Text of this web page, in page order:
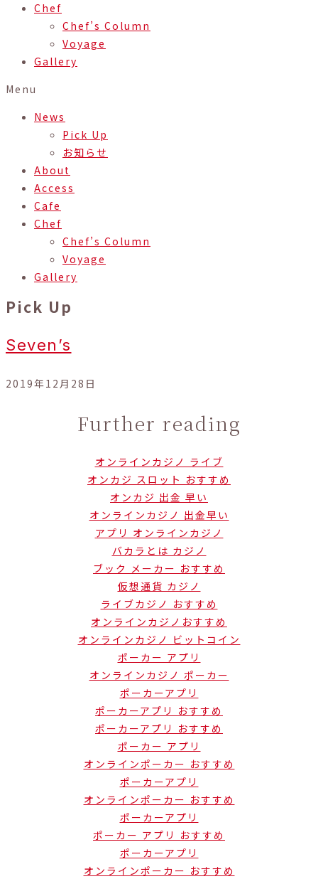
Chef
Chef’s Column
Voyage
Gallery
Menu
News
Pick Up
お知らせ
About
Access
Cafe
Chef
Chef’s Column
Voyage
Gallery
Pick Up
Seven’s
2019年12月28日
Further reading
オンラインカジノ ライブ
オンカジ スロット おすすめ
オンカジ 出金 早い
オンラインカジノ 出金早い
アプリ オンラインカジノ
バカラとは カジノ
ブック メーカー おすすめ
仮想通貨 カジノ
ライブカジノ おすすめ
オンラインカジノおすすめ
オンラインカジノ ビットコイン
ポーカー アプリ
オンラインカジノ ポーカー
ポーカーアプリ
ポーカーアプリ おすすめ
ポーカーアプリ おすすめ
ポーカー アプリ
オンラインポーカー おすすめ
ポーカーアプリ
オンラインポーカー おすすめ
ポーカーアプリ
ポーカー アプリ おすすめ
ポーカーアプリ
オンラインポーカー おすすめ